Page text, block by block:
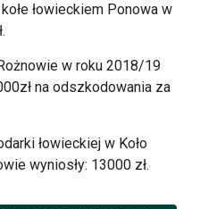
łowieckiem Ponowa w
w roku 2018/19
na odszkodowania za
łowieckiej w Koło
wyniosły: 13000 zł.